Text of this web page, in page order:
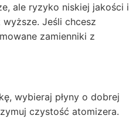
ale ryzyko niskiej jakości i
Jeśli chcesz
zamienniki z
wybieraj płyny o dobrej
czystość atomizera.